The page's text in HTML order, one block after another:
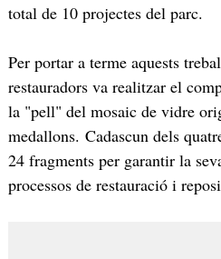
total de 10 projectes del parc.
Per portar a terme aquests
restauradors va realitzar el
la "pell" del mosaic de vidre
medallons. Cadascun dels
24 fragments per garantir la
processos de restauració i